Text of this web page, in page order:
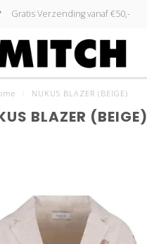
Gratis Verzending vanaf €50,-
NUKUS BLAZER (BEIGE)
BLAZER (BEIGE)